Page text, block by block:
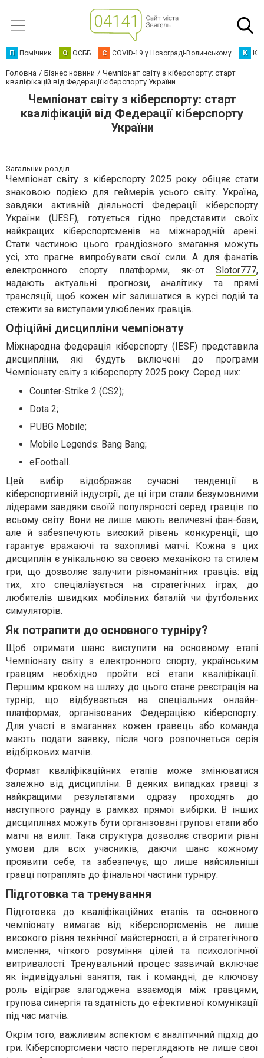
П Помічник О ОСББ C COVID-19 у Новограді-Волинському К
Головна Бізнес новини
Чемпіонат світу з кіберспорту: старт
кваліфікацій від Федерації кіберспорту України
Чемпіонат світу з кіберспорту: старт
кваліфікацій від Федерації кіберспорту
України
Загальний розділ
Чемпіонат світу з кіберспорту 2025 року обіцяє стати
знаковою подією для геймерів усього світу. Україна,
завдяки активній діяльності Федерації кіберспорту
України (UESF), готується гідно представити своїх
найкращих кіберспортсменів на міжнародній арені.
Стати частиною цього грандіозного змагання можуть
усі, хто прагне випробувати свої сили. А для фанатів
електронного спорту платформи, як-от Slotor777,
надають актуальні прогнози, аналітику та прямі
трансляції, щоб кожен міг залишатися в курсі подій та
стежити за виступами улюблених гравців.
Офіційні дисципліни чемпіонату
Міжнародна федерація кіберспорту (IESF) представила
дисципліни, які будуть включені до програми
Чемпіонату світу з кіберспорту 2025 року. Серед них:
Counter-Strike 2 (CS2);
Dota 2;
PUBG Mobile;
Mobile Legends: Bang Bang;
eFootball.
Цей вибір відображає сучасні тенденції в
кіберспортивній індустрії, де ці ігри стали безумовними
лідерами завдяки своїй популярності серед гравців по
всьому світу. Вони не лише мають величезні фан-бази,
але й забезпечують високий рівень конкуренції, що
гарантує вражаючі та захопливі матчі. Кожна з цих
дисциплін є унікальною за своєю механікою та стилем
гри, що дозволяє залучити різноманітних гравців: від
тих, хто спеціалізується на стратегічних іграх, до
любителів швидких мобільних баталій чи футбольних
симуляторів.
Як потрапити до основного турніру?
Щоб отримати шанс виступити на основному етапі
Чемпіонату світу з електронного спорту, українським
гравцям необхідно пройти всі етапи кваліфікації.
Першим кроком на шляху до цього стане реєстрація на
турнір, що відбувається на спеціальних онлайн-
платформах, організованих Федерацією кіберспорту.
Для участі в змаганнях кожен гравець або команда
мають подати заявку, після чого розпочнеться серія
відбіркових матчів.
Формат кваліфікаційних етапів може змінюватися
залежно від дисципліни. В деяких випадках гравці з
найкращими результатами одразу проходять до
наступного раунду в рамках прямої вибірки. В інших
дисциплінах можуть бути організовані групові етапи або
матчі на виліт. Така структура дозволяє створити рівні
умови для всіх учасників, даючи шанс кожному
проявити себе, та забезпечує, що лише найсильніші
гравці потраплять до фінальної частини турніру.
Підготовка та тренування
Підготовка до кваліфікаційних етапів та основного
чемпіонату вимагає від кіберспортсменів не лише
високого рівня технічної майстерності, а й стратегічного
мислення, чіткого розуміння цілей та психологічної
витривалості. Тренувальний процес зазвичай включає
як індивідуальні заняття, так і командні, де ключову
роль відіграє злагоджена взаємодія між гравцями,
групова синергія та здатність до ефективної комунікації
під час матчів.
Окрім того, важливим аспектом є аналітичний підхід до
гри. Кіберспортсмени часто переглядають не лише свої